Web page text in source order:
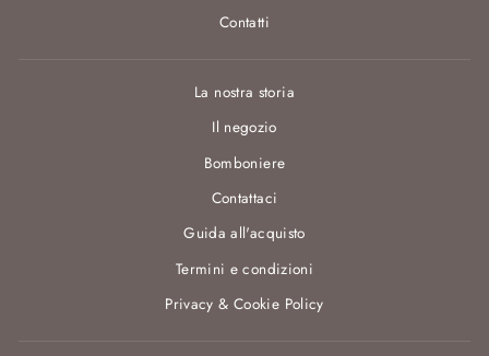
Contatti
La nostra storia
Il negozio
Bomboniere
Contattaci
Guida all'acquisto
Termini e condizioni
Privacy & Cookie Policy